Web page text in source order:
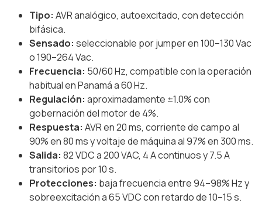
Tipo: AVR analógico, autoexcitado, con detección
bifásica.
Sensado: seleccionable por jumper en 100–130 Vac
o 190–264 Vac.
Frecuencia: 50/60 Hz, compatible con la operación
habitual en Panamá a 60 Hz.
Regulación: aproximadamente ±1.0% con
gobernación del motor de 4%.
Respuesta: AVR en 20 ms, corriente de campo al
90% en 80 ms y voltaje de máquina al 97% en 300 ms.
Salida: 82 VDC a 200 VAC, 4 A continuos y 7.5 A
transitorios por 10 s.
Protecciones: baja frecuencia entre 94–98% Hz y
sobreexcitación a 65 VDC con retardo de 10–15 s.